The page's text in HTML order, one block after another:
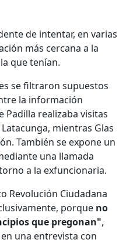
de intentar, en varias
más cercana a la
que tenían.
se filtraron supuestos
la información
Padilla realizaba visitas
mientras Glas
También se expone un
una llamada
a la exfuncionaria.
Revolución Ciudadana
porque no
que pregonan",
una entrevista con